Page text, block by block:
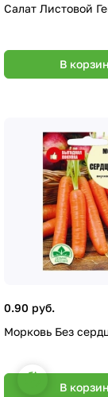
Салат Листовой
В
0.90 руб.
Морковь Без
В
Настройки